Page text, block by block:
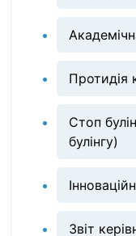
Протидія
Стоп
булінгу)
Звіт